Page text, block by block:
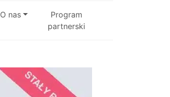
O nas
Program
partnerski